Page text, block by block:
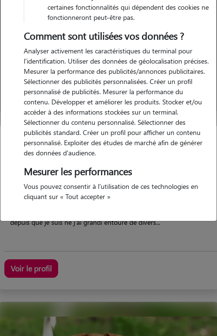
Pailhes 34490
appartement
5/5 (1 avis)
depuis que je suis né j'ai grandi entouré de divers...
Voir le profil
certaines fonctionnalités qui dépendent des cookies ne
fonctionneront peut-être pas.
Comment sont utilisées vos données ?
Analyser activement les caractéristiques du terminal pour
l'identification. Utiliser des données de géolocalisation précises.
Mesurer la performance des publicités/annonces publicitaires.
Sélectionner des publicités personnalisées. Créer un profil
personnalisé de publicités. Mesurer la performance du
contenu. Développer et améliorer les produits. Stocker et/ou
accéder à des informations stockées sur un terminal.
Sélectionner du contenu personnalisé. Sélectionner des
publicités standard. Créer un profil pour afficher un contenu
personnalisé. Exploiter des études de marché afin de générer
des données d'audience.
Mesurer les performances
Vous pouvez consentir à l'utilisation de ces technologies en
cliquant sur « Tout accepter »